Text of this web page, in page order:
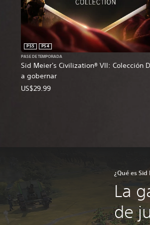
Sid Meier's Civilization® VII: Colección
a gobernar
PS5
PS4
PASE DE TEMPORADA
US$29.99
¿Qué es
La
de